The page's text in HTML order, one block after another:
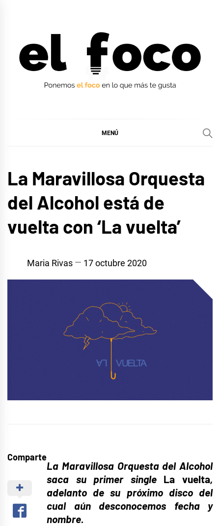
MENÚ
La Maravillosa Orquesta
del Alcohol está de
vuelta con ‘La vuelta’
Maria Rivas 17 octubre 2020
Comparte
La Maravillosa Orquesta del Alcohol
saca su primer single La vuelta,
adelanto de su próximo disco del
cual aún desconocemos fecha y
nombre.